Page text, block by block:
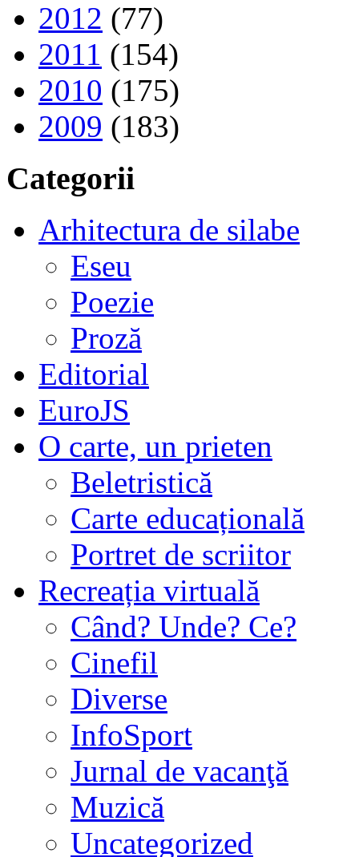
2012 (77)
2011 (154)
2010 (175)
2009 (183)
Categorii
Arhitectura de silabe
Eseu
Poezie
Proză
Editorial
EuroJS
O carte, un prieten
Beletristică
Carte educațională
Portret de scriitor
Recreația virtuală
Când? Unde? Ce?
Cinefil
Diverse
InfoSport
Jurnal de vacanţă
Muzică
Uncategorized